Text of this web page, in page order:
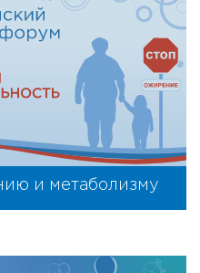
и метаболизму